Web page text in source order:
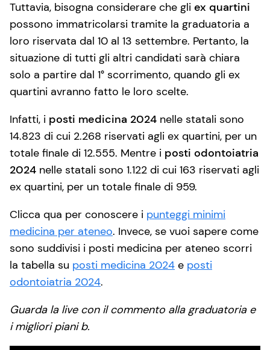
Tuttavia, bisogna considerare che gli ex quartini
possono immatricolarsi tramite la graduatoria a
loro riservata dal 10 al 13 settembre. Pertanto, la
situazione di tutti gli altri candidati sarà chiara
solo a partire dal 1° scorrimento, quando gli ex
quartini avranno fatto le loro scelte.
Infatti, i posti medicina 2024 nelle statali sono
14.823 di cui 2.268 riservati agli ex quartini, per un
totale finale di 12.555. Mentre i posti odontoiatria
2024 nelle statali sono 1.122 di cui 163 riservati agli
ex quartini, per un totale finale di 959.
Clicca qua per conoscere i punteggi minimi
medicina per ateneo. Invece, se vuoi sapere come
sono suddivisi i posti medicina per ateneo scorri
la tabella su posti medicina 2024 e posti
odontoiatria 2024.
Guarda la live con il commento alla graduatoria e
i migliori piani b.